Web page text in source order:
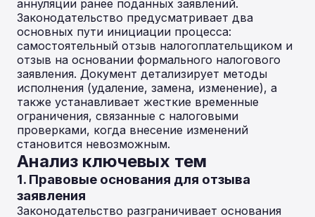
аннуляции ранее поданных заявлений.
Законодательство предусматривает два
основных пути инициации процесса:
самостоятельный отзыв налогоплательщиком и
отзыв на основании формального налогового
заявления. Документ детализирует методы
исполнения (удаление, замена, изменение), а
также устанавливает жесткие временные
ограничения, связанные с налоговыми
проверками, когда внесение изменений
становится невозможным.
Анализ ключевых тем
1. Правовые основания для отзыва
заявления
Законодательство разграничивает основания